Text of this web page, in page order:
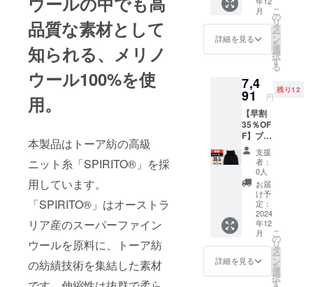
品質な素材として
知られる、メリノ
ウール100%を使
用。
本製品はトーア紡の高級
ニット糸「SPIRITO®」を採
用しています。
「SPIRITO®」はオーストラ
リア産のスーパーファイン
ウールを原料に、トーア紡
の紡績技術を集結した素材
了承く
ださ
ご注文
状況、
給状
況、製
造工程
上の都
合等に
より出
荷時期
が遅れ
る場合
があり
ます。
場合、
正規品
販売価
格が販
る可能
性がご
ざいま
す。 ※
デザイ
ン・仕
様は一
部変更
になる
可能性
もござ
いま
す。ご
了承く
ださ
ご注文
状況、
一般販
売予定
価格
21,450
込) [超
早割
42％OF
F]
12,764
円 (税/
送料
770円
送時
期:2024
年12月
26日発
送予定
※皆様の
ご支援
により
XLサイ
ズ 2本
セット
【先着8
名様】
腹巻き
ウェッ
トパン
ツ：ブ
ラック×
XLサイ
ズ、グ
レー
ベー
ジュ ×
XLサイ
ズ 2本
セット
先着8名
販売予
定価
格
月
詳細を見る
こ
の
リ
タ
ー
ン
を
選
択
す
る
7,4
91 円
残り12
【早割
35％OF
F】ブ
ラック
× Lサイ
ズ【先
着12名
様】 腹
巻き付
きス
ウェッ
トパン
ツ：ブ
ラック
× Lサイ
ズ × 1枚
支援
者：
0人
お届
け予
定：
2024
年12
月
詳細を見る
こ
の
リ
タ
ー
ン
を
選
択
す